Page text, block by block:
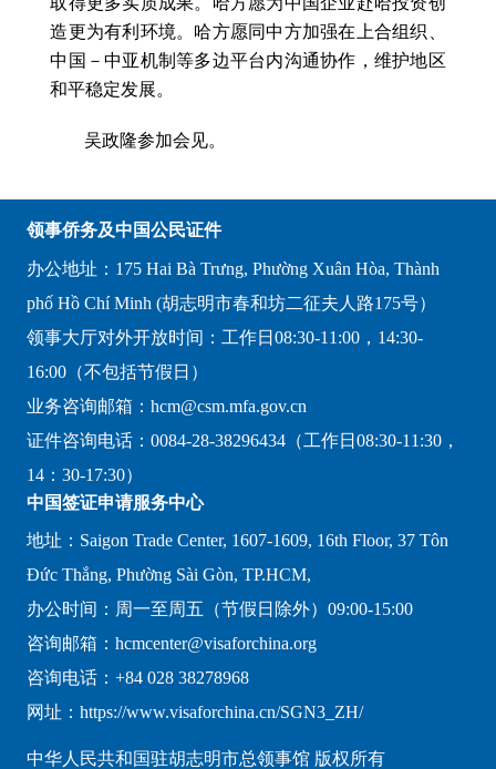
造更为有利环境。哈方愿同中方加强在上合组织、
中国－中亚机制等多边平台内沟通协作，维护地区
和平稳定发展。
吴政隆参加会见。
领事侨务及中国公民证件
办公地址：175 Hai Bà Trưng, Phường Xuân Hòa, Thành
phố Hồ Chí Minh (胡志明市春和坊二征夫人路175号）
领事大厅对外开放时间：工作日08:30-11:00，14:30-
16:00（不包括节假日）
业务咨询邮箱：hcm@csm.mfa.gov.cn
证件咨询电话：0084-28-38296434（工作日08:30-11:30，
14：30-17:30）
中国签证申请服务中心
地址：Saigon Trade Center, 1607-1609, 16th Floor, 37 Tôn
Đức Thắng, Phường Sài Gòn, TP.HCM,
办公时间：周一至周五（节假日除外）09:00-15:00
咨询邮箱：hcmcenter@visaforchina.org
咨询电话：+84 028 38278968
网址：https://www.visaforchina.cn/SGN3_ZH/
中华人民共和国驻胡志明市总领事馆 版权所有